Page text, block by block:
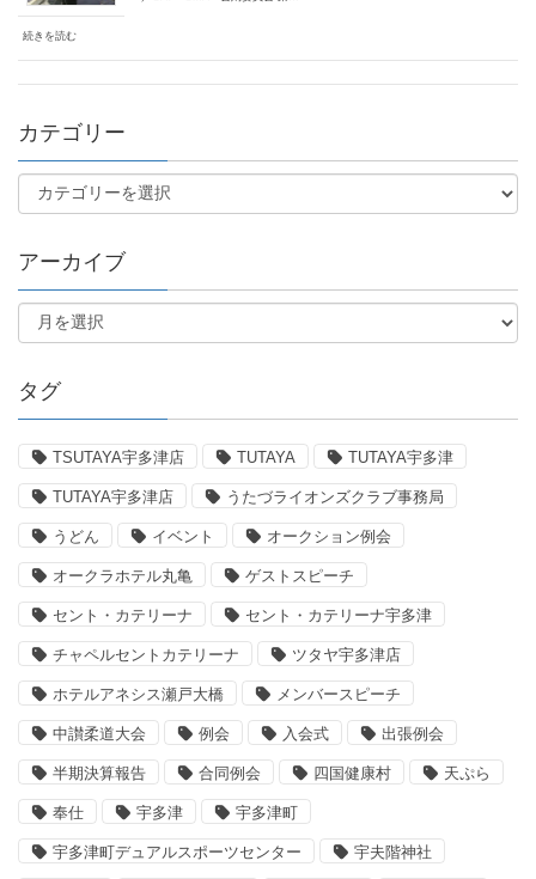
続きを読む
カテゴリー
アーカイブ
タグ
TSUTAYA宇多津店 TUTAYA TUTAYA宇多津
TUTAYA宇多津店 うたづライオンズクラブ事務局
うどん イベント オークション例会
オークラホテル丸亀 ゲストスピーチ
セント・カテリーナ セント・カテリーナ宇多津
チャペルセントカテリーナ ツタヤ宇多津店
ホテルアネシス瀬戸大橋 メンバースピーチ
中讃柔道大会 例会 入会式 出張例会
半期決算報告 合同例会 四国健康村 天ぷら
奉仕 宇多津 宇多津町
宇多津町デュアルスポーツセンター 宇夫階神社